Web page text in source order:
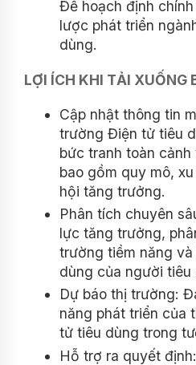
Để hoạch định
lược phát triển
dùng.
LỢI ÍCH KHI TẢI XUỐNG
Cập nhật thông tin
trường Điện tử tiêu
bức tranh toàn
bao gồm quy mô,
hội tăng trưởng.
Phân tích chuyên
lực tăng trưởng,
trường tiềm năng và
dùng của người tiêu
Dự báo thị trường:
năng phát triển của
tử tiêu dùng trong
Hỗ trợ ra quyết